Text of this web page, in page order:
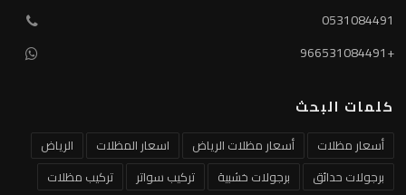
0531084491
+966531084491
كلمات البحث
أسعار مظلات أسعار مظلات الرياض اسعار المظلات
الرياض
برجولات حدائق
برجولات خشبية تركيب سواتر
تركيب مظلات